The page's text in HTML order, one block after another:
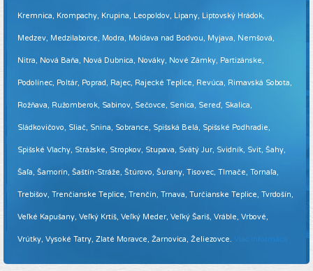
Kremnica, Krompachy, Krupina, Leopoldov, Lipany, Liptovský Hrádok,
Medzev, Medzilaborce, Modra, Moldava nad Bodvou, Myjava, Nemšová,
Nitra, Nová Baňa, Nová Dubnica, Nováky, Nové Zámky, Partizánske,
Podolínec, Poltár, Poprad, Rajec, Rajecké Teplice, Revúca, Rimavská Sobota,
Rožňava, Ružomberok, Sabinov, Sečovce, Senica, Sereď, Skalica,
Sládkovičovo, Sliač, Snina, Sobrance, Spišská Belá, Spišské Podhradie,
Spišské Vlachy, Strážske, Stropkov, Stupava, Svätý Jur, Svidník, Svit, Šahy,
Šaľa, Šamorín, Šaštín-Stráže, Štúrovo, Šurany, Tisovec, Tlmače, Tornaľa,
Trebišov, Trenčianske Teplice, Trenčín, Trnava, Turčianske Teplice, Tvrdošín,
Veľké Kapušany, Veľký Krtíš, Veľký Meder, Veľký Šariš, Vráble, Vrbové,
Vrútky, Vysoké Tatry, Zlaté Moravce, Žarnovica, Želiezovce. Viac informácií ...